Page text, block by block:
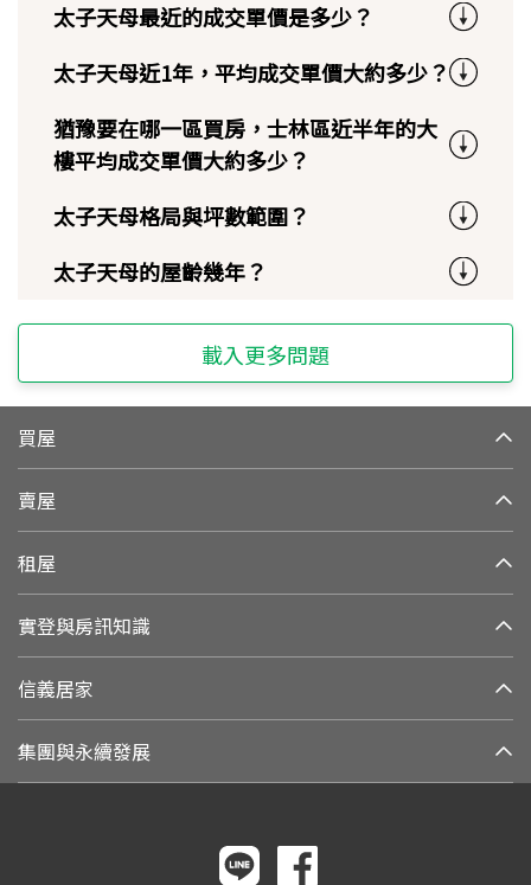
太子天母最近的成交單價是多少？
太子天母近1年，平均成交單價大約多少？
猶豫要在哪一區買房，士林區近半年的大
樓平均成交單價大約多少？
太子天母格局與坪數範圍？
太子天母的屋齡幾年？
載入更多問題
買屋
賣屋
租屋
實登與房訊知識
信義居家
集團與永續發展